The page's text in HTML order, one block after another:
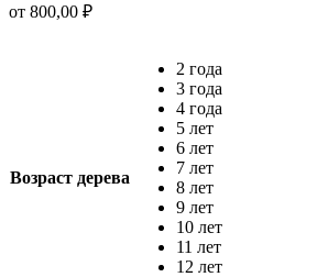
от 800,00 ₽
Возраст дерева
2 года
3 года
4 года
5 лет
6 лет
7 лет
8 лет
9 лет
10 лет
11 лет
12 лет